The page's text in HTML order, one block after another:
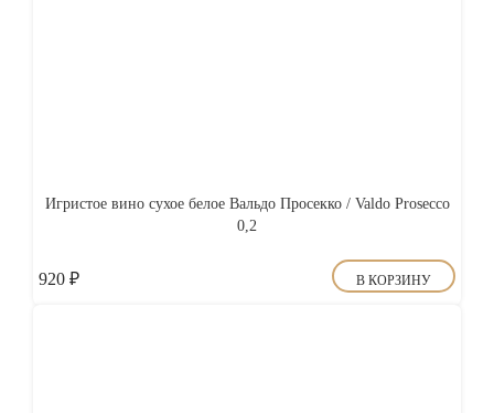
Игристое вино сухое белое Вальдо Просекко / Valdo Prosecco
0,2
920 ₽ В КОРЗИНУ